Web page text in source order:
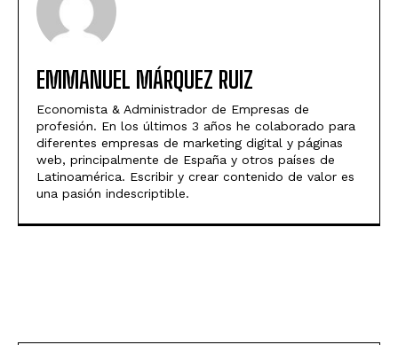
EMMANUEL MÁRQUEZ RUIZ
Economista & Administrador de Empresas de
profesión. En los últimos 3 años he colaborado para
diferentes empresas de marketing digital y páginas
web, principalmente de España y otros países de
Latinoamérica. Escribir y crear contenido de valor es
una pasión indescriptible.